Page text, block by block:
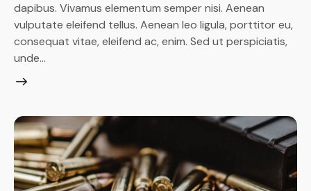
dapibus. Vivamus elementum semper nisi. Aenean
vulputate eleifend tellus. Aenean leo ligula, porttitor eu,
consequat vitae, eleifend ac, enim. Sed ut perspiciatis,
unde…